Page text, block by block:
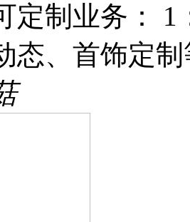
定制业务： 1
态、首饰定